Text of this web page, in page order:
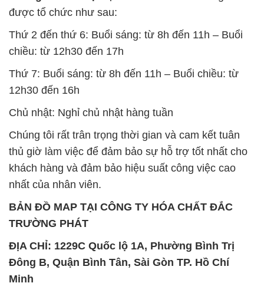
được tổ chức như sau:
Thứ 2 đến thứ 6: Buổi sáng: từ 8h đến 11h – Buổi
chiều: từ 12h30 đến 17h
Thứ 7: Buổi sáng: từ 8h đến 11h – Buổi chiều: từ
12h30 đến 16h
Chủ nhật: Nghỉ chủ nhật hàng tuần
Chúng tôi rất trân trọng thời gian và cam kết tuân
thủ giờ làm việc để đảm bảo sự hỗ trợ tốt nhất cho
khách hàng và đảm bảo hiệu suất công việc cao
nhất của nhân viên.
BẢN ĐỒ MAP TẠI CÔNG TY HÓA CHẤT ĐẮC
TRƯỜNG PHÁT
ĐỊA CHỈ: 1229C Quốc lộ 1A, Phường Bình Trị
Đông B, Quận Bình Tân, Sài Gòn TP. Hồ Chí
Minh